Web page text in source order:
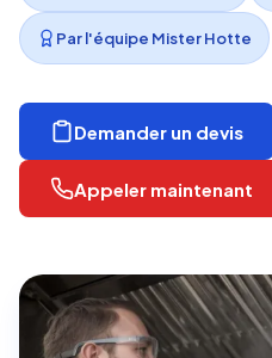
Par l'équipe Mister Hotte
Demander un devis
Appeler maintenant